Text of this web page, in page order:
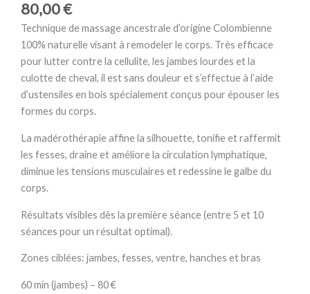
80,00€
Technique de massage ancestrale d’origine Colombienne
100% naturelle visant à remodeler le corps. Très efficace
pour lutter contre la cellulite, les jambes lourdes et la
culotte de cheval, il est sans douleur et s’effectue à l’aide
d’ustensiles en bois spécialement conçus pour épouser les
formes du corps.
La madérothérapie affine la silhouette, tonifie et raffermit
les fesses, draine et améliore la circulation lymphatique,
diminue les tensions musculaires et redessine le galbe du
corps.
Résultats visibles dès la première séance (entre 5 et 10
séances pour un résultat optimal).
Zones ciblées: jambes, fesses, ventre, hanches et bras
60 min (jambes) – 80 €